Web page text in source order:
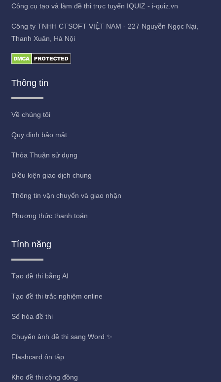
Công cụ tạo và làm đề thi trực tuyến IQUIZ - i-quiz.vn
Công ty TNHH CTSOFT VIỆT NAM - 227 Nguyễn Ngọc Nại,
Thanh Xuân, Hà Nội
Thông tin
Về chúng tôi
Quy định bảo mật
Thỏa Thuận sử dụng
Điều kiện giao dịch chung
Thông tin vận chuyển và giao nhận
Phương thức thanh toán
Tính năng
Tạo đề thi bằng AI
Tạo đề thi trắc nghiệm online
Số hóa đề thi
Chuyển ảnh đề thi sang Word ✨
Flashcard ôn tập
Kho đề thi cộng đồng